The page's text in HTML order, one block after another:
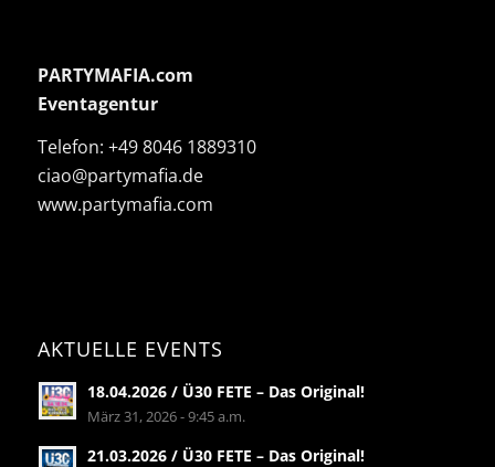
PARTYMAFIA.com
Eventagentur
Telefon: +49 8046 1889310
ciao@partymafia.de
www.partymafia.com
AKTUELLE EVENTS
18.04.2026 / Ü30 FETE – Das Original!
März 31, 2026 - 9:45 a.m.
21.03.2026 / Ü30 FETE – Das Original!